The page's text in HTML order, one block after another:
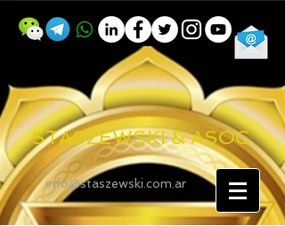
STASZEWSKI & ASOC
info@staszewski.com.ar